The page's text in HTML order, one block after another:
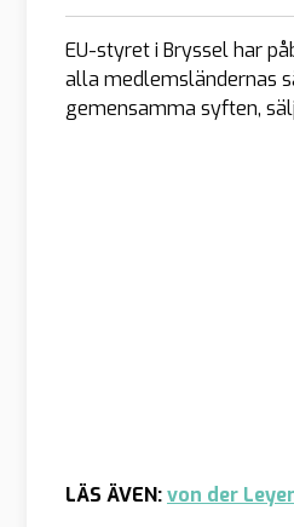
EU-styret i Bryssel har
alla medlemsländernas
gemensamma syften,
LÄS ÄVEN:von der